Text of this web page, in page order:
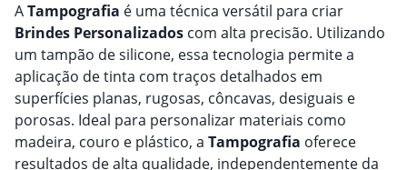
ATampografia é uma técnica versátil para criar
Brindes Personalizados com alta precisão. Utilizando
um tampão de silicone, essa tecnologia permite a
aplicação de tinta com traços detalhados em
superfícies planas, rugosas, côncavas, desiguais e
porosas. Ideal para personalizar materiais como
madeira, couro e plástico, a Tampografia oferece
resultados de alta qualidade, independentemente da